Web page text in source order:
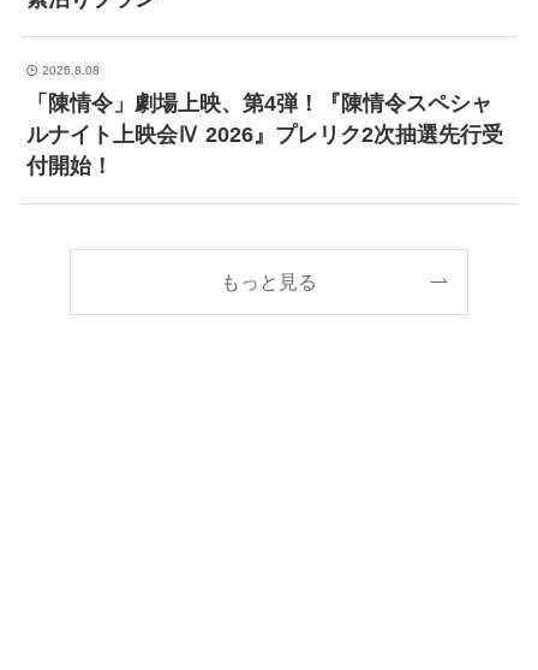
2026.8.08
「陳情令」劇場上映、第4弾！『陳情令スペシャ
ルナイト上映会Ⅳ 2026』プレリク2次抽選先行受
付開始！
もっと見る